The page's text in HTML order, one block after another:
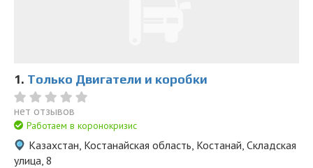
1. Только Двигатели и коробки
нет отзывов
Работаем в коронокризис
Казахстан, Костанайская область, Костанай, Складская
улица, 8